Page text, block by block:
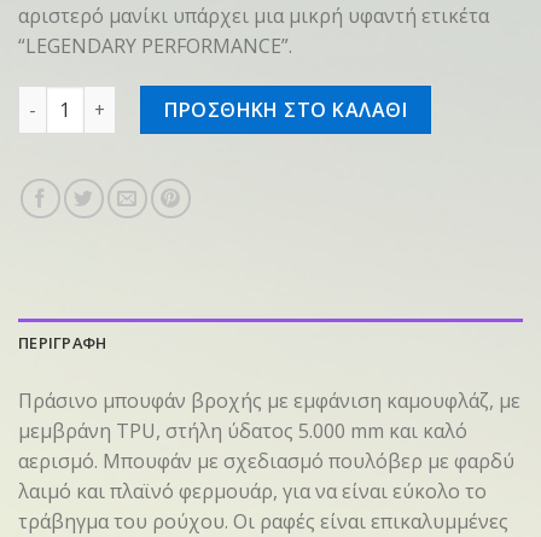
αριστερό μανίκι υπάρχει μια μικρή υφαντή ετικέτα
“LEGENDARY PERFORMANCE”.
Jacket SZ XXL WEATHER PROTECTION Green ποσότητα
ΠΡΟΣΘΗΚΗ ΣΤΟ ΚΑΛΑΘΙ
ΠΕΡΙΓΡΑΦΗ
Πράσινο μπουφάν βροχής με εμφάνιση καμουφλάζ, με
μεμβράνη TPU, στήλη ύδατος 5.000 mm και καλό
αερισμό. Μπουφάν με σχεδιασμό πουλόβερ με φαρδύ
λαιμό και πλαϊνό φερμουάρ, για να είναι εύκολο το
τράβηγμα του ρούχου. Οι ραφές είναι επικαλυμμένες